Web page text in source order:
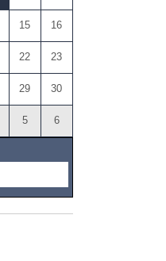
15 16
22 23
29 30
5 6